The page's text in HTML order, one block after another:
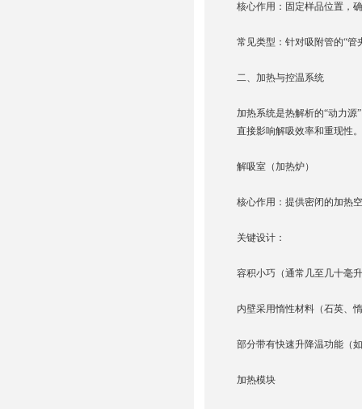
核心作用：固定样品位置，
常见类型：针对吸附管的“管
二、加热与控温系统
加热系统是热解析的“动力
直接影响解吸效率和重现性。
解吸室（加热炉）
核心作用：提供密闭的加热
关键设计：
容积小巧（通常几至几十毫
内壁采用惰性材料（石英、
部分带有快速升降温功能（
加热模块